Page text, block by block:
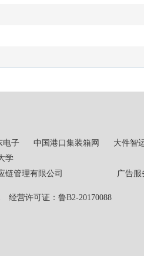
电子 中国港口集装箱网
大件智
学
应链管理有限公司 广告服务热
经营许可证：鲁B2-20170088